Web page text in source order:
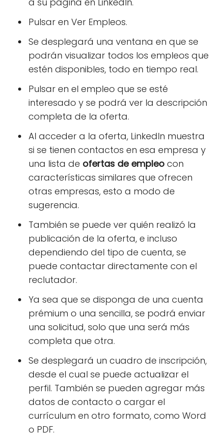
Pulsar en Ver Empleos.
Se desplegará una ventana en que se
podrán visualizar todos los empleos que
estén disponibles, todo en tiempo real.
Pulsar en el empleo que se esté
interesado y se podrá ver la descripción
completa de la oferta.
Al acceder a la oferta, LinkedIn muestra
si se tienen contactos en esa empresa y
una lista de ofertas de empleo con
características similares que ofrecen
otras empresas, esto a modo de
sugerencia.
También se puede ver quién realizó la
publicación de la oferta, e incluso
dependiendo del tipo de cuenta, se
puede contactar directamente con el
reclutador.
Ya sea que se disponga de una cuenta
prémium o una sencilla, se podrá enviar
una solicitud, solo que una será más
completa que otra.
Se desplegará un cuadro de inscripción,
desde el cual se puede actualizar el
perfil. También se pueden agregar más
datos de contacto o cargar el
currículum en otro formato, como Word
o PDF.